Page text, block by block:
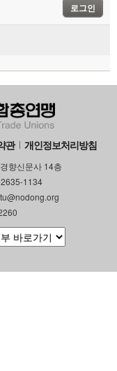
로그인
관 개인정보처리방침
향신문사 14층
1134